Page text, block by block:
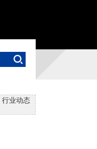
行业动态